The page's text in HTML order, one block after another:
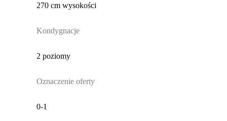
270 cm wysokości
Kondygnacje
2 poziomy
Oznaczenie oferty
0-1